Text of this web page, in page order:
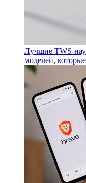
Лучшие TWS-
моделей,